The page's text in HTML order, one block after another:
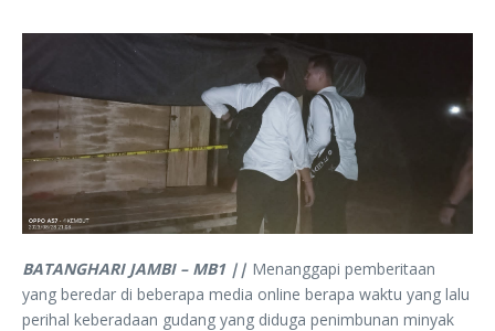
BATANGHARI JAMBI – MB1 || Menanggapi pemberitaan
yang beredar di beberapa media online berapa waktu yang lalu
perihal keberadaan gudang yang diduga penimbunan minyak